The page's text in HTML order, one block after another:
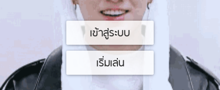
เข้าสู่ระบบ
เริ่มเล่น